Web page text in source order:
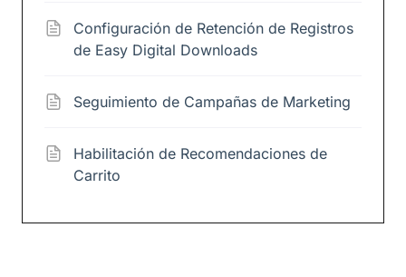
Configuración de Retención de Registros
de Easy Digital Downloads
Seguimiento de Campañas de Marketing
Habilitación de Recomendaciones de
Carrito